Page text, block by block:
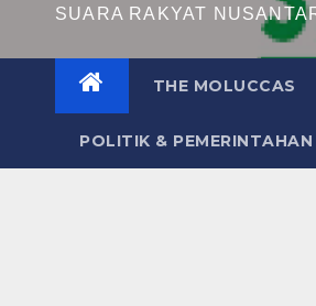
SUARA RAKYAT
THE MOLUCCAS
POLITIK & PEMERINTAHAN